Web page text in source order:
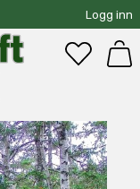
Logg inn